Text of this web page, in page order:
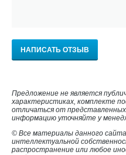
НАПИСАТЬ ОТЗЫВ
Предложение не является
характеристиках, комплекте
отличаться от
информацию уточняйте у
© Все материалы данного
интеллектуальной
распространение или любое